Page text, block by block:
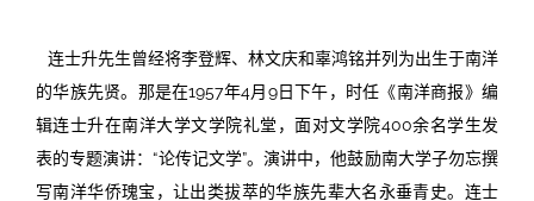
文学
179期
178期
编委会
联系我们
{username} | 退出
连士升先生曾经将李登辉、林文庆和辜鸿铭并列为出生于南洋
的华族先贤。那是在1957年4月9日下午，时任《南洋商报》编
辑连士升在南洋大学文学院礼堂，面对文学院400余名学生发
表的专题演讲：“论传记文学”。演讲中，他鼓励南大学子勿忘撰
写南洋华侨瑰宝，让出类拔萃的华族先辈大名永垂青史。连士